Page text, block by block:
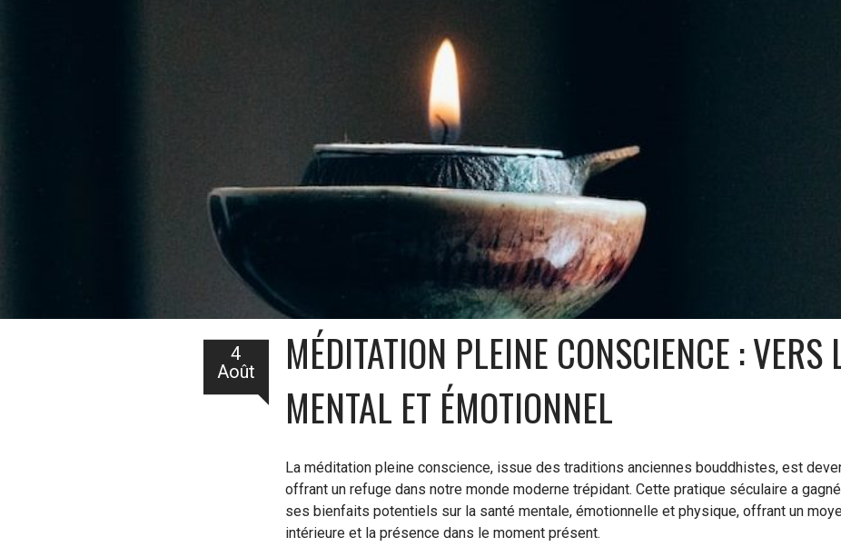
4
Août
MÉDITATION PLEINE CONSCIENCE : VERS
MENTAL ET ÉMOTIONNEL
La méditation pleine conscience, issue des traditions anciennes bouddhistes, est
offrant un refuge dans notre monde moderne trépidant. Cette pratique séculaire a
ses bienfaits potentiels sur la santé mentale, émotionnelle et physique, offrant un
intérieure et la présence dans le moment présent.